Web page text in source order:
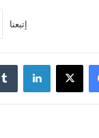
إتبعنا
فيسبوك ‫X لينكدإن